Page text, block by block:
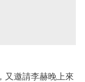
又邀請李赫晚上來